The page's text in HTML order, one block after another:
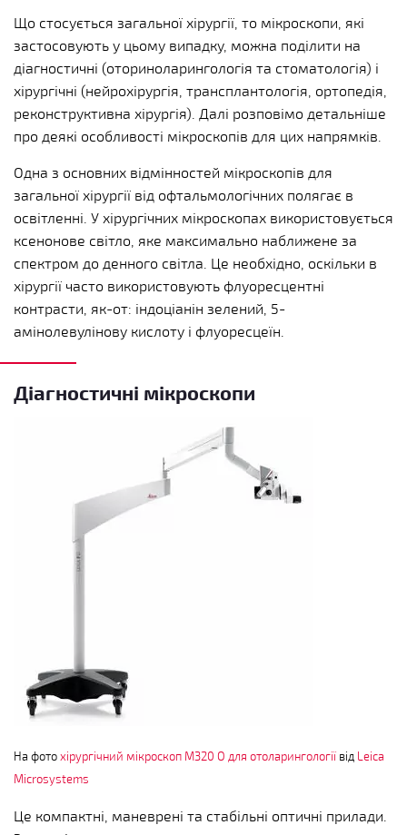
Що стосується загальної хірургії, то мікроскопи, які
застосовують у цьому випадку, можна поділити на
діагностичні (оториноларингологія та стоматологія) і
хірургічні (нейрохірургія, трансплантологія, ортопедія,
реконструктивна хірургія). Далі розповімо детальніше
про деякі особливості мікроскопів для цих напрямків.
Одна з основних відмінностей мікроскопів для
загальної хірургії від офтальмологічних полягає в
освітленні. У хірургічних мікроскопах використовується
ксенонове світло, яке максимально наближене за
спектром до денного світла. Це необхідно, оскільки в
хірургії часто використовують флуоресцентні
контрасти, як-от: індоціанін зелений, 5-
амінолевулінову кислоту і флуоресцеїн.
Діагностичні мікроскопи
На фотохірургічний мікроскоп M320 O для отоларингології від Leica
Microsystems
Це компактні, маневрені та стабільні оптичні прилади.